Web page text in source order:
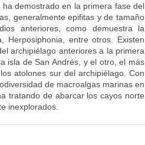
demostrado en la primera fase del
generalmente epifitas y de tamaño
anteriores, como demuestra la
Herposiphonia, entre otros. Existen
archipiélago anteriores a la primera
isla de San Andrés, y el otro, el más
atolones sur del archipiélago. Con
de macroalgas marinas en
tratando de abarcar los cayos norte
inexplorados.